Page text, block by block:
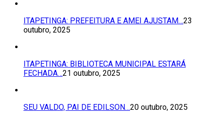
ITAPETINGA: PREFEITURA E AMEI AJUSTAM…23
outubro, 2025
ITAPETINGA: BIBLIOTECA MUNICIPAL ESTARÁ
FECHADA…21 outubro, 2025
SEU VALDO, PAI DE EDILSON…20 outubro, 2025